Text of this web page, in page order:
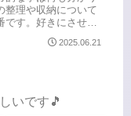
整理や収納について
です。好きにさせて
ということで、気分
、思いつきで取り入
2025.06.21
いです🎵